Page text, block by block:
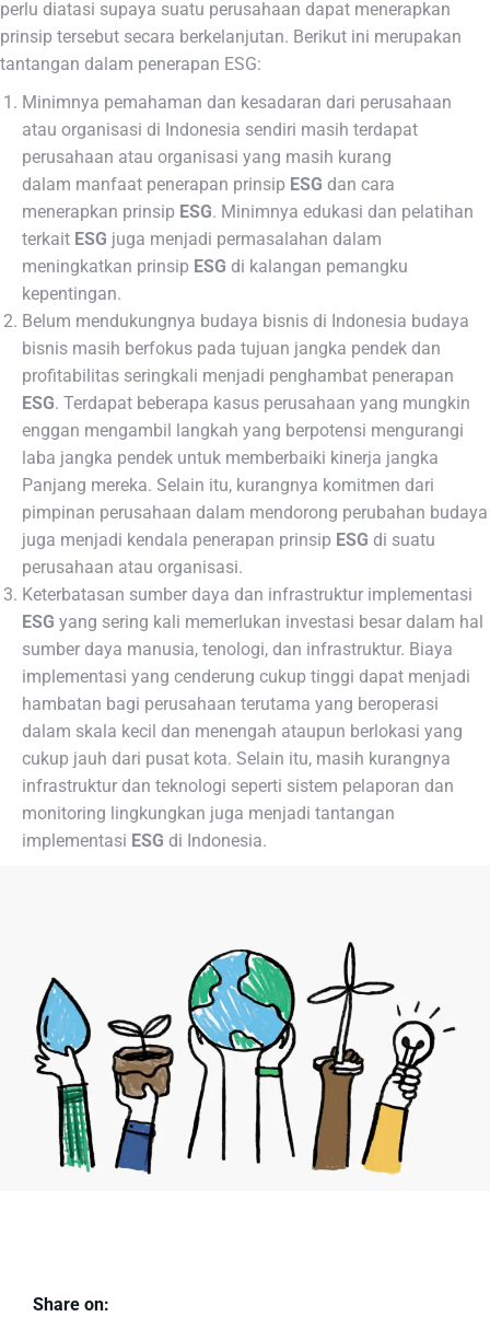
perlu diatasi supaya suatu perusahaan dapat menerapkan
prinsip tersebut secara berkelanjutan. Berikut ini merupakan
tantangan dalam penerapan ESG:
Minimnya pemahaman dan kesadaran dari perusahaan
atau organisasi di Indonesia sendiri masih terdapat
perusahaan atau organisasi yang masih kurang
dalam manfaat penerapan prinsip ESG dan cara
menerapkan prinsip ESG. Minimnya edukasi dan pelatihan
terkait ESG juga menjadi permasalahan dalam
meningkatkan prinsip ESG di kalangan pemangku
kepentingan.
Belum mendukungnya budaya bisnis di Indonesia budaya
bisnis masih berfokus pada tujuan jangka pendek dan
profitabilitas seringkali menjadi penghambat penerapan
ESG. Terdapat beberapa kasus perusahaan yang mungkin
enggan mengambil langkah yang berpotensi mengurangi
laba jangka pendek untuk memberbaiki kinerja jangka
Panjang mereka. Selain itu, kurangnya komitmen dari
pimpinan perusahaan dalam mendorong perubahan budaya
juga menjadi kendala penerapan prinsip ESG di suatu
perusahaan atau organisasi.
Keterbatasan sumber daya dan infrastruktur implementasi
ESG yang sering kali memerlukan investasi besar dalam hal
sumber daya manusia, tenologi, dan infrastruktur. Biaya
implementasi yang cenderung cukup tinggi dapat menjadi
hambatan bagi perusahaan terutama yang beroperasi
dalam skala kecil dan menengah ataupun berlokasi yang
cukup jauh dari pusat kota. Selain itu, masih kurangnya
infrastruktur dan teknologi seperti sistem pelaporan dan
monitoring lingkungkan juga menjadi tantangan
implementasi ESG di Indonesia.
Share on: